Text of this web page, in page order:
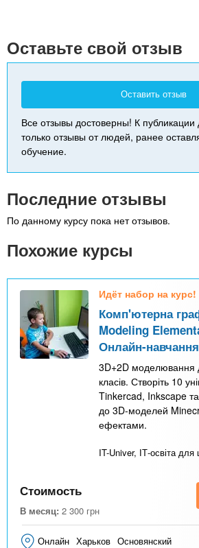
Оставьте свой отзыв
Оставить отзыв
Все отзывы достоверны! К публикации
только отзывы от людей, ранее
обучение.
Последние отзывы
По данному курсу пока нет отзывов.
Похожие курсы
Идёт набор на курс!
Комп'ютерна
Modeling
Онлайн-навчання
3D+2D моделювання
класів. Створіть 10
Tinkercad, Inkscape
до 3D-моделей
ефектами.
IT-Univer, ІТ-освіта для
Стоимость
В месяц: 2 300 грн
Онлайн Харьков Основянский